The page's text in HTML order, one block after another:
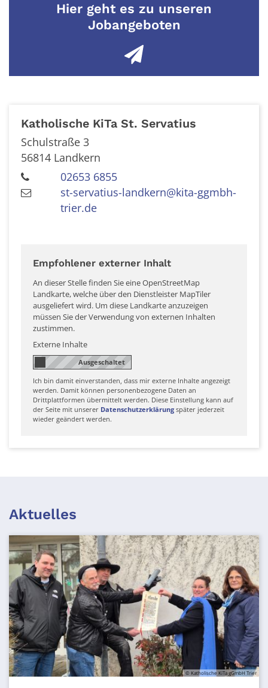
Hier geht es zu unseren
Jobangeboten
Katholische KiTa St. Servatius
Schulstraße 3
56814 Landkern
02653 6855
st-servatius-landkern@kita-ggmbh-
trier.de
Empfohlener externer Inhalt
An dieser Stelle finden Sie eine OpenStreetMap
Landkarte, welche über den Dienstleister MapTiler
ausgeliefert wird. Um diese Landkarte anzuzeigen
müssen Sie der Verwendung von externen Inhalten
zustimmen.
Externe Inhalte
Ich bin damit einverstanden, dass mir externe Inhalte angezeigt
werden. Damit können personenbezogene Daten an
Drittplattformen übermittelt werden. Diese Einstellung kann auf
der Seite mit unserer Datenschutzerklärung später jederzeit
wieder geändert werden.
Aktuelles
© Katholische KiTa gGmbH Trier